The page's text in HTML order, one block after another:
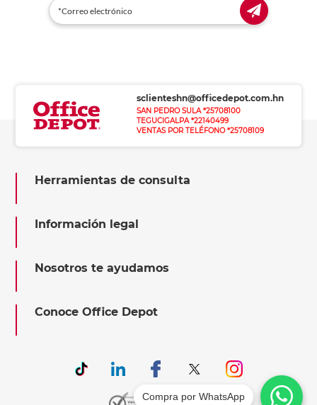
sclienteshn@officedepot.com.hn
SAN PEDRO SULA *25708100
TEGUCIGALPA *22140499
VENTAS POR TELÉFONO *25708109
Herramientas de consulta
Información legal
Nosotros te ayudamos
Conoce Office Depot
Compra por WhatsApp